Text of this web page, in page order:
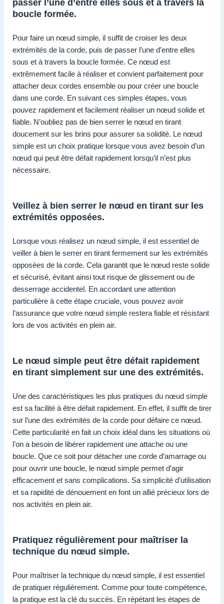
passer l’une d’entre elles sous et à travers la
boucle formée.
Pour faire un nœud simple, il suffit de croiser les deux
extrémités de la corde, puis de passer l’une d’entre elles
sous et à travers la boucle formée. Ce nœud est
extrêmement facile à réaliser et convient parfaitement pour
attacher deux cordes ensemble ou pour créer une boucle
dans une corde. En suivant ces simples étapes, vous
pouvez rapidement et facilement réaliser un nœud solide et
fiable. N’oubliez pas de bien serrer le nœud en tirant
doucement sur les brins pour assurer sa solidité. Le nœud
simple est un choix pratique lorsque vous avez besoin d’un
nœud qui peut être défait rapidement lorsqu’il n’est plus
nécessaire.
Veillez à bien serrer le nœud en tirant sur les
extrémités opposées.
Lorsque vous réalisez un nœud simple, il est essentiel de
veiller à bien le serrer en tirant fermement sur les extrémités
opposées de la corde. Cela garantit que le nœud reste solide
et sécurisé, évitant ainsi tout risque de glissement ou de
desserrage accidentel. En accordant une attention
particulière à cette étape cruciale, vous pouvez avoir
l’assurance que votre nœud simple restera fiable et résistant
lors de vos activités en plein air.
Le nœud simple peut être défait rapidement
en tirant simplement sur une des extrémités.
Une des caractéristiques les plus pratiques du nœud simple
est sa facilité à être défait rapidement. En effet, il suffit de tirer
sur l’une des extrémités de la corde pour défaire ce nœud.
Cette particularité en fait un choix idéal dans les situations où
l’on a besoin de libérer rapidement une attache ou une
boucle. Que ce soit pour détacher une corde d’amarrage ou
pour ouvrir une boucle, le nœud simple permet d’agir
efficacement et sans complications. Sa simplicité d’utilisation
et sa rapidité de dénouement en font un allié précieux lors de
nos activités en plein air.
Pratiquez régulièrement pour maîtriser la
technique du nœud simple.
Pour maîtriser la technique du nœud simple, il est essentiel
de pratiquer régulièrement. Comme pour toute compétence,
la pratique est la clé du succès. En répétant les étapes de